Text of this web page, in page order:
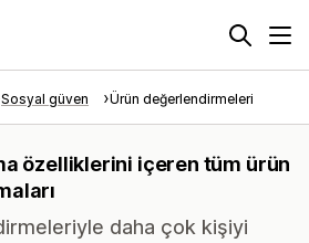
Sosyal güven Ürün değerlendirmeleri
özelliklerini içeren tüm ürün
daha çok kişiyi